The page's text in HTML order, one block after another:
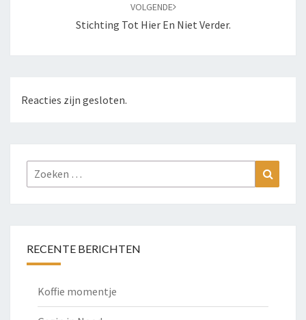
VOLGENDE
Stichting Tot Hier En Niet Verder.
Reacties zijn gesloten.
Zoeken
naar:
RECENTE BERICHTEN
Koffie momentje